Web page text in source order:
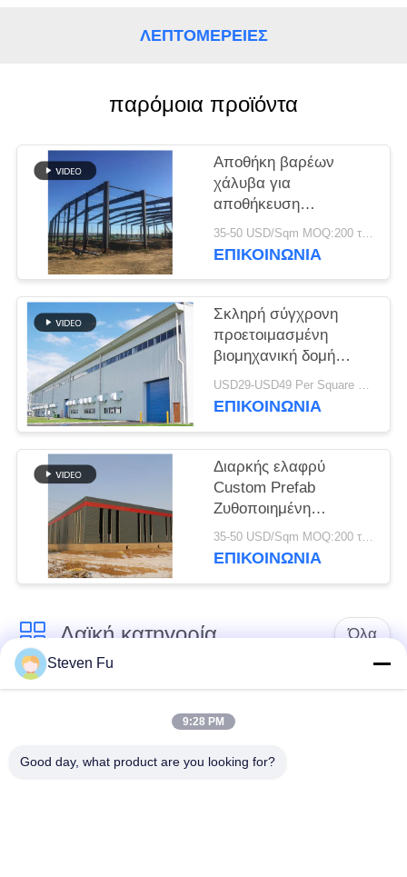
BLOG
SITEMAP
PRIVACY
POLICY
ΛΕΠΤΟΜΈΡΕΙΕΣ
παρόμοια προϊόντα
Αποθήκη βαρέων
χάλυβα για
αποθήκευση
εργοστασίου τσιμέντου35-50 USD/Sqm MOQ:200 τ.μ.
ΕΠΙΚΟΙΝΩΝΙΑ
Σκληρή σύγχρονη
προετοιμασμένη
βιομηχανική δομή
χάλυβα
USD29-USD49 Per Square Meter MOQ:200 τετραγωνικά μέτρα
ΕΠΙΚΟΙΝΩΝΙΑ
Διαρκής ελαφρύ
Custom Prefab
Ζυθοποιημένη
Σιδηρουργική δομή
Αποθήκη για
35-50 USD/Sqm MOQ:200 τετραγωνικά μέτρα
ΕΠΙΚΟΙΝΩΝΙΑ
Λαϊκή κατηγορία Όλα
αποθήκη χάλυβα
Εργαστήριο δομών
χάλυβα
κατασκευή δομών
Επεξεργασία δομών
Steven Fu
9:28 PM
Good day, what product are you looking for?